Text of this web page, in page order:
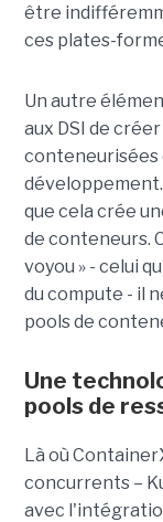
être
ces plates-
Un autre
aux DSI de
conteneurisées
développement.
que cela crée
de conteneurs.
voyou » - celui
du compute - il
pools de
Une
pools de
Là où
concurrents –
avec